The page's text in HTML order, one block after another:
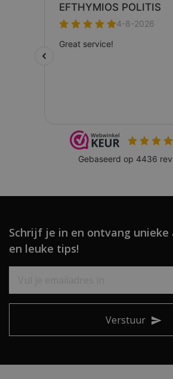
Schrijf je in en ontvang unieke
en leuke tips!
Verstuur